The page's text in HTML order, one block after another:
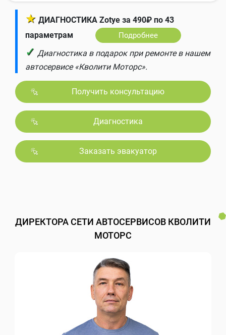
★ ДИАГНОСТИКА Zotye за 490₽ по 43
параметрам
Подробнее
✓ Диагностика в подарок при ремонте в нашем
автосервисе «Кволити Моторс».
Получить консультацию
Диагностика
Заказать эвакуатор
ДИРЕКТОРА СЕТИ АВТОСЕРВИСОВ КВОЛИТИ
МОТОРС